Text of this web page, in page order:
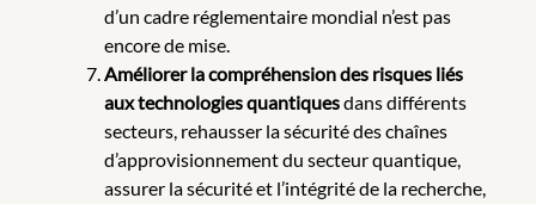
d’un cadre réglementaire mondial n’est pas
encore de mise.
Améliorer la compréhension des risques liés
aux technologies quantiquesdans différents
secteurs, rehausser la sécurité des chaînes
d’approvisionnement du secteur quantique,
assurer la sécurité et l’intégrité de la recherche,